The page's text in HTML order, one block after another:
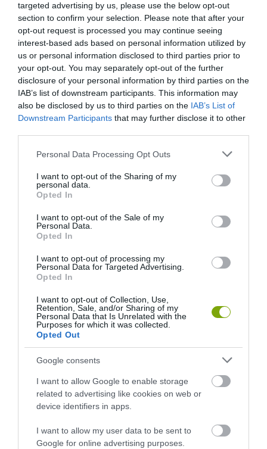
targeted advertising by us, please use the below opt-out
section to confirm your selection. Please note that after your
opt-out request is processed you may continue seeing
interest-based ads based on personal information utilized by
us or personal information disclosed to third parties prior to
your opt-out. You may separately opt-out of the further
disclosure of your personal information by third parties on the
IAB’s list of downstream participants. This information may
also be disclosed by us to third parties on the IAB’s List of
Downstream Participants that may further disclose it to other
Please note that this website/app uses one or more Google
not limited to your visit or usage behaviour. You may click to
grant or deny consent to Google and its third-party tags to
use your data for below specified purposes in below Google
consent section.
Personal Data Processing Opt Outs
I want to opt-out of the Sharing of my
personal data.
Opted In
I want to opt-out of the Sale of my
Personal Data.
Opted In
I want to opt-out of processing my
Personal Data for Targeted Advertising.
Opted In
I want to opt-out of Collection, Use,
Retention, Sale, and/or Sharing of my
Personal Data that Is Unrelated with the
Purposes for which it was collected.
Opted Out
Google consents
I want to allow Google to enable storage
related to advertising like cookies on web or
device identifiers in apps.
I want to allow my user data to be sent to
Google for online advertising purposes.
HASONLÓ ÉRDEKESSÉGEK
EGY ELSÜLLYEDT HAJÓ
A RUHA, AMELY TÚLÉLTE A
TENGERT
EGY ORVOS A VÉGSŐKIG
DAVID ATTENBOROUGH 100
ÉVES: AZ EMBER, AKI
HOGYAN KELL NÉZNI A
NOBEL-DÍJAT KAPOTT EGY
AZ OKOZTA A RÁKOT
2026-04-23